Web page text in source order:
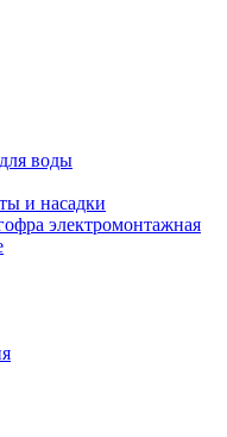
воды
и насадки
электромонтажная